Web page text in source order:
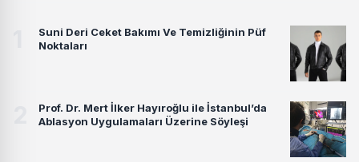
Suni Deri Ceket Bakımı Ve Temizliğinin Püf
Noktaları
Prof. Dr. Mert İlker Hayıroğlu ile İstanbul’da
Ablasyon Uygulamaları Üzerine Söyleşi